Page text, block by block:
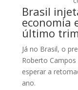
Brasil
economia
último
Já no Brasil, o
Roberto
esperar a
ano.